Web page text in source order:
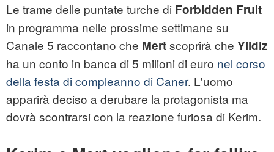
Le trame delle puntate turche di Forbidden Fruit
in programma nelle prossime settimane su
Canale 5 raccontano che Mertscoprirà che Yildiz
ha un conto in banca di 5 milioni di euro nel corso
della festa di compleanno di Caner. L'uomo
apparirà deciso a derubare la protagonista ma
dovrà scontrarsi con la reazione furiosa di Kerim.